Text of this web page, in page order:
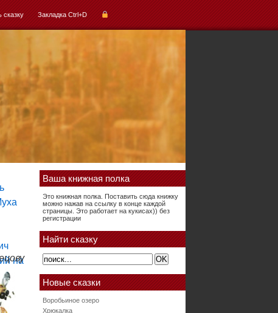
сказку Закладка Ctrl+D
Ваша книжная полка
Это книжная полка. Поставить сюда книжку
можно нажав на ссылку в конце каждой
страницы. Это работает на кукисах)) без
регистрации
Найти сказку
Новые сказки
Воробьиное озеро
Хрюкалка